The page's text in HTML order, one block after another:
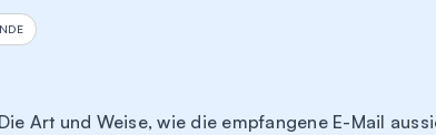
Art und Weise, wie die empfangene E-Mail